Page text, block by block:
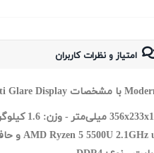
امتیاز و نظرات کاربران